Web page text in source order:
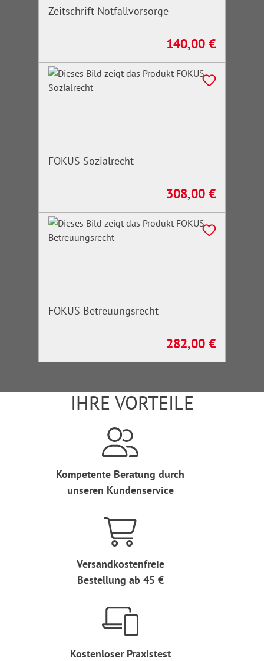
Zeitschrift Notfallvorsorge
Regulärer Preis:
140,00 €
FOKUS Sozialrecht
Regulärer Preis:
308,00 €
FOKUS Betreuungsrecht
Regulärer Preis:
282,00 €
IHRE VORTEILE
Kompetente Beratung durch
unseren Kundenservice
Versandkostenfreie
Bestellung ab 45 €
Kostenloser Praxistest